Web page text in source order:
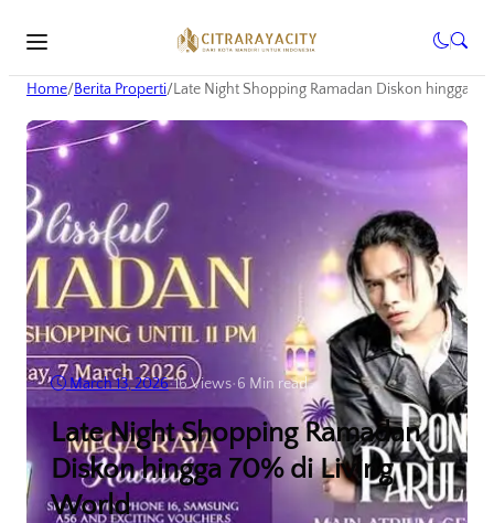
Home/Berita Properti/Late Night Shopping Ramadan Diskon hingga
March 13, 2026•16Views•6 Min read
Late Night Shopping Ramadan
Diskon hingga 70% di Living
World